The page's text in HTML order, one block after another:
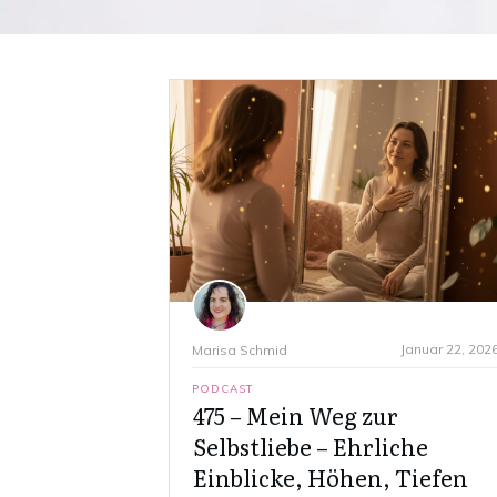
Marisa Schmid Januar 22,
PODCAST
475 – Mein Weg zur
Selbstliebe – Ehrliche
Einblicke, Höhen, Tiefen